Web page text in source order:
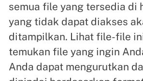
semua file yang tersedia di
yang tidak dapat diakses
ditampilkan. Lihat file-file
temukan file yang ingin
Anda dapat mengurutkan